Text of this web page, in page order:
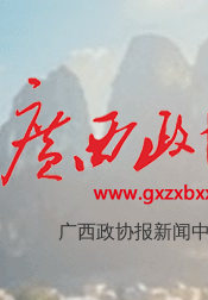
广西政协报新闻